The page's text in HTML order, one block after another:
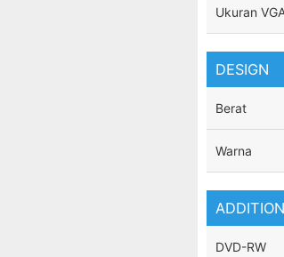
Ukuran
DESIGN
Berat
Warna
DVD-RW